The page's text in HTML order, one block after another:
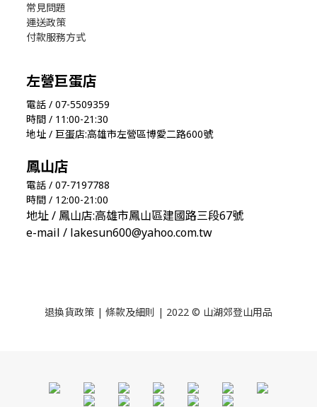
常見問題
運送政策
付款服務方式
左營巨蛋店
電話 / 07-5509359
時間 / 11:00-21:30
地址 / 巨蛋店:高雄市左營區博愛二路600號
鳳山店
電話 / 07-7197788
時間 / 12:00-21:00
地址 / 鳳山店:高雄市鳳山區建國路三段67號
e-mail / lakesun600@yahoo.com.tw
退換貨政策 | 條款及細則 | 2022 © 山湖郊登山用品